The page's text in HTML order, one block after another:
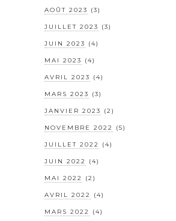
AOÛT 2023 (3)
JUILLET 2023 (3)
JUIN 2023 (4)
MAI 2023 (4)
AVRIL 2023 (4)
MARS 2023 (3)
JANVIER 2023 (2)
NOVEMBRE 2022 (5)
JUILLET 2022 (4)
JUIN 2022 (4)
MAI 2022 (2)
AVRIL 2022 (4)
MARS 2022 (4)